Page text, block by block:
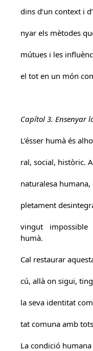
dins d’un context i
nyar els mètodes
mútues i les
el tot en un món
Capítol 3. Ensenyar
L’ésser humà és
ral, social, històric.
naturalesa humana,
pletament
vingut
humà.
Cal restaurar
cú, allà on sigui,
la seva identitat
tat comuna amb
La condició